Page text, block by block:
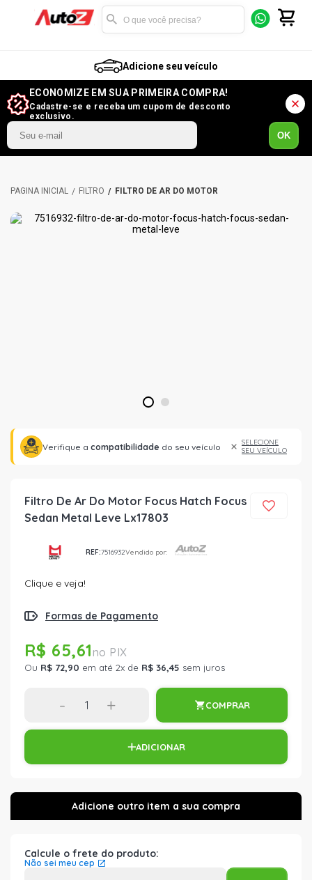
Adicione seu veículo
ECONOMIZE EM SUA PRIMEIRA COMPRA!
Cadastre-se e receba um cupom de desconto
exclusivo.
OK
FILTRO FILTRO DE AR DO MOTOR
1 2
Verifique a compatibilidade do seu veículo
SELECIONE
SEU VEÍCULO
Filtro De Ar Do Motor Focus Hatch Focus
Sedan Metal Leve Lx17803
REF:7516932Vendido por:
Clique e veja!
Formas de Pagamento
R$ 65,61
Ou R$ 72,90 em até 2x de R$ 36,45 sem juros
- + COMPRAR
ADICIONAR
Calcule o frete do produto:
Não sei meu cep